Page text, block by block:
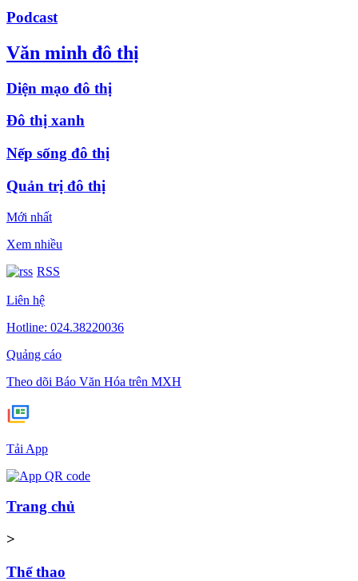
Podcast
Văn minh đô thị
Diện mạo đô thị
Đô thị xanh
Nếp sống đô thị
Quản trị đô thị
Mới nhất
Xem nhiều
RSS
Liên hệ
Hotline: 024.38220036
Quảng cáo
Theo dõi Báo Văn Hóa trên MXH
Tải App
Trang chủ
>
Thể thao